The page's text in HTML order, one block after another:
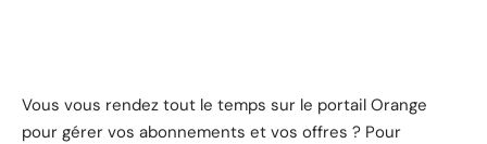
Vous vous rendez tout le temps sur le portail Orange
pour gérer vos abonnements et vos offres ? Pour